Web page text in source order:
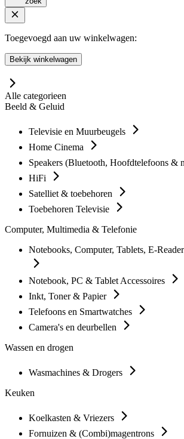
Toegevoegd aan uw winkelwagen:
Bekijk winkelwagen
Alle categorieen
Beeld & Geluid
Televisie en Muurbeugels
Home Cinema
Speakers (Bluetooth, Hoofdtelefoons &
HiFi
Satelliet & toebehoren
Toebehoren Televisie
Computer, Multimedia & Telefonie
Notebooks, Computer, Tablets, E-
Notebook, PC & Tablet Accessoires
Inkt, Toner & Papier
Telefoons en Smartwatches
Camera's en deurbellen
Wassen en drogen
Wasmachines & Drogers
Keuken
Koelkasten & Vriezers
Fornuizen & (Combi)magentrons